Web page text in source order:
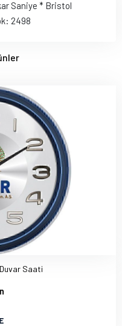
Saniye * Bristol
2498
Saati